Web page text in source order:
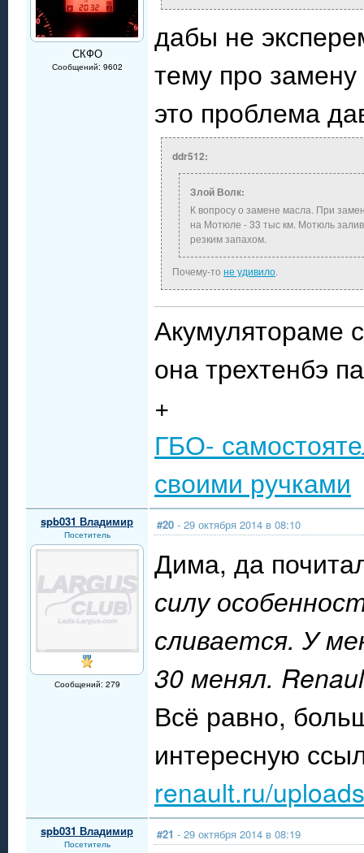
СКФО
Сообщений: 9602
дабы не
тему про замену
это проблема
ddr512:
Злой Волк:
К вопросу о замене масла. При
на Мотюле - 33 тыс км. Мотюль
резким запахом.
Почему-то не удивило.
Акумулятораме
она трехтенбэ
+
ГБО-
своими ручками
spb031 Владимир
Посетитель
Сообщений: 279
#20 - 29 октября 2014 в 08:10
Дима, да
силу
сливается. У
30 менял.
Всё равно,
интересную
renault.ru/
spb031 Владимир
Посетитель
#21 - 29 октября 2014 в 08:19